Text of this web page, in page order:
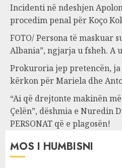
Incidenti në ndeshjen
procedim penal për Koço
FOTO/ Persona të maskuar
Albania”, ngjarja u fsheh. A
Prokuroria jep pretencën,
kërkon për Mariela dhe
“Ai që drejtonte makinën
Çelën”, dëshmia e Nuredin
PERSONAT që e plagosën!
MOS I HUMBISNI